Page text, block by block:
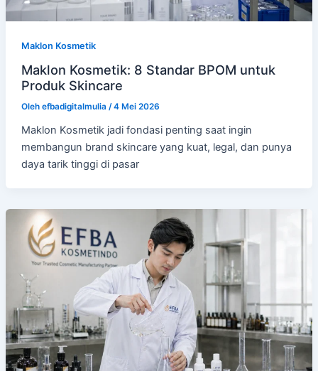
Maklon Kosmetik
Maklon Kosmetik: 8 Standar BPOM untuk
Produk Skincare
Oleh efbadigitalmulia /4 Mei 2026
Maklon Kosmetik jadi fondasi penting saat ingin
membangun brand skincare yang kuat, legal, dan punya
daya tarik tinggi di pasar